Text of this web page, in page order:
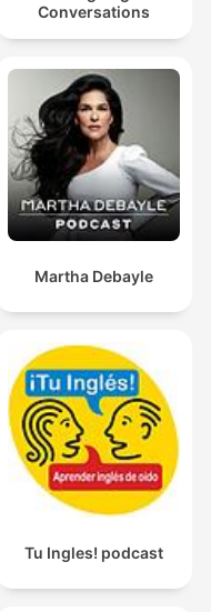
Conversations
Martha Debayle
Tu Ingles! podcast